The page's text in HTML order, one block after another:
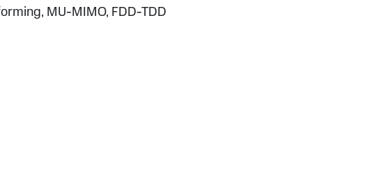
MU-MIMO, FDD-TDD